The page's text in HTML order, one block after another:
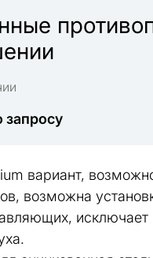
запросу
вариант,
возможна
исключает